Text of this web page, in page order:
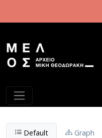
Default Graph